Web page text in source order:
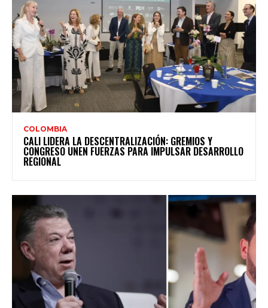
COLOMBIA
CALI LIDERA LA DESCENTRALIZACIÓN: GREMIOS Y
CONGRESO UNEN FUERZAS PARA IMPULSAR DESARROLLO
REGIONAL